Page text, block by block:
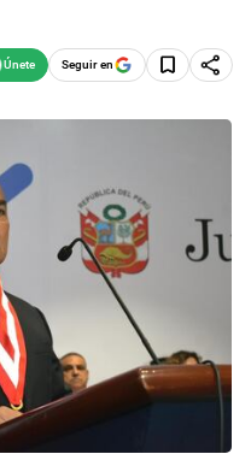
Seguir en